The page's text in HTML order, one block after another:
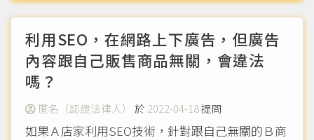
持商品完整性，自己負擔運費寄回原公司，卻被收
取開箱的整新費用，請問這樣是否合理？謝謝
（more...）
利用SEO，在網路上下廣告，但廣告
內容跟自己販售商品無關，會違法
嗎？
匿名（認證法律人） 於 2022-04-18提問
如果Ａ店家利用SEO技術，針對跟自己無關的Ｂ商